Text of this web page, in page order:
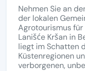
Nehmen Sie an
der lokalen
Agrotourismus
Lanišće Kršan in
liegt im Schatten
Küstenregionen
verborgenen,